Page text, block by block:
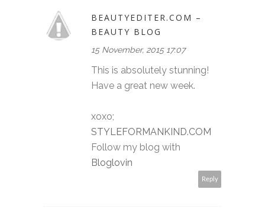
BEAUTYEDITER.COM –
BEAUTY BLOG
15 November, 2015 17:07
This is absolutely stunning!
Have a great new week.
xoxo;
STYLEFORMANKIND.COM
Follow my blog with
Bloglovin
Reply